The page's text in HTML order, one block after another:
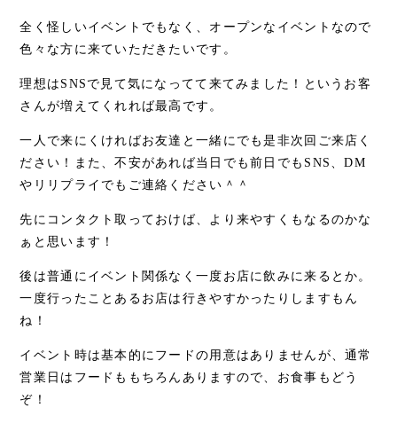
全く怪しいイベントでもなく、オープンなイベントなので
色々な方に来ていただきたいです。
理想はSNSで見て気になってて来てみました！というお客
さんが増えてくれれば最高です。
一人で来にくければお友達と一緒にでも是非次回ご来店く
ださい！また、不安があれば当日でも前日でもSNS、DM
やリリプライでもご連絡ください＾＾
先にコンタクト取っておけば、より来やすくもなるのかな
ぁと思います！
後は普通にイベント関係なく一度お店に飲みに来るとか。
一度行ったことあるお店は行きやすかったりしますもん
ね！
イベント時は基本的にフードの用意はありませんが、通常
営業日はフードももちろんありますので、お食事もどう
ぞ！